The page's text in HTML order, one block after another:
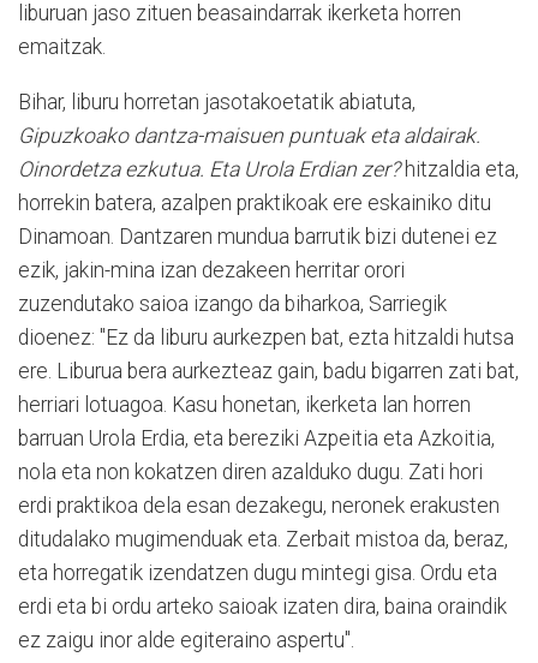
liburuan jaso zituen beasaindarrak ikerketa horren
emaitzak.
Bihar, liburu horretan jasotakoetatik abiatuta,
Gipuzkoako dantza-maisuen puntuak eta aldairak.
Oinordetza ezkutua. Eta Urola Erdian zer?hitzaldia eta,
horrekin batera, azalpen praktikoak ere eskainiko ditu
Dinamoan. Dantzaren mundua barrutik bizi dutenei ez
ezik, jakin-mina izan dezakeen herritar orori
zuzendutako saioa izango da biharkoa, Sarriegik
dioenez: "Ez da liburu aurkezpen bat, ezta hitzaldi hutsa
ere. Liburua bera aurkezteaz gain, badu bigarren zati bat,
herriari lotuagoa. Kasu honetan, ikerketa lan horren
barruan Urola Erdia, eta bereziki Azpeitia eta Azkoitia,
nola eta non kokatzen diren azalduko dugu. Zati hori
erdi praktikoa dela esan dezakegu, neronek erakusten
ditudalako mugimenduak eta. Zerbait mistoa da, beraz,
eta horregatik izendatzen dugu mintegi gisa. Ordu eta
erdi eta bi ordu arteko saioak izaten dira, baina oraindik
ez zaigu inor alde egiteraino aspertu".